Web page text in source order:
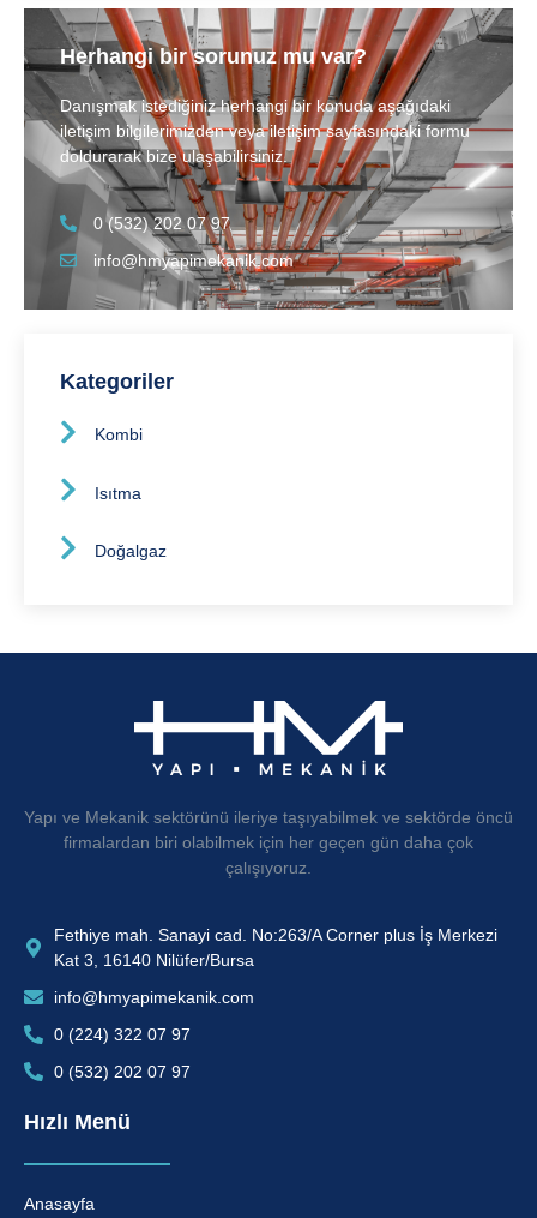
Herhangi bir sorunuz mu var?
Danışmak istediğiniz herhangi bir konuda aşağıdaki
iletişim bilgilerimizden veya iletişim sayfasındaki formu
doldurarak bize ulaşabilirsiniz.
0 (532) 202 07 97
info@hmyapimekanik.com
Kategoriler
Kombi
Isıtma
Doğalgaz
Yapı ve Mekanik sektörünü ileriye taşıyabilmek ve sektörde öncü
firmalardan biri olabilmek için her geçen gün daha çok
çalışıyoruz.
Fethiye mah. Sanayi cad. No:263/A Corner plus İş Merkezi
Kat 3, 16140 Nilüfer/Bursa
info@hmyapimekanik.com
0 (224) 322 07 97
0 (532) 202 07 97
Hızlı Menü
Anasayfa